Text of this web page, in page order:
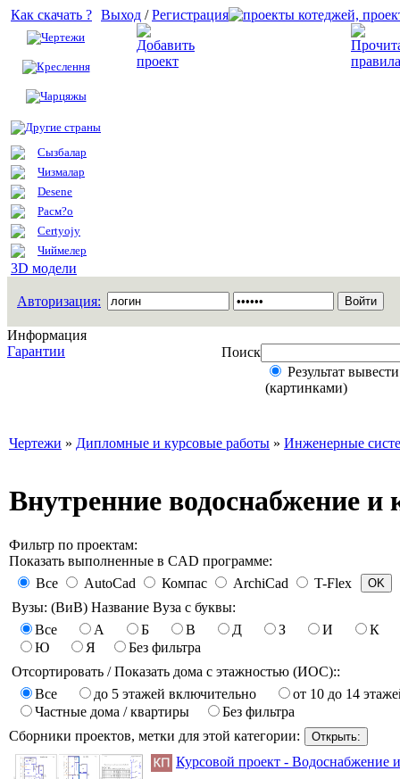
Как скачать ?
Чертежи
Креслення
Чарцяжы
Другие страны
Сызбалар
Чизмалар
Desene
Расм?о
Certyojy
Чиймелер
3D модели
Выход /Регистрация
Авторизация:
Информация
Гарантии
Поиск
Результат
(картинками)
Чертежи » Дипломные и курсовые работы » Инженерные
Внутренние водоснабжение
Фильтр по проектам:
Показать выполненные в CAD программе:
Все
AutoCad Компас ArchiCad
T-Flex
Вузы: (ВиВ) Название Вуза с буквы:
Все
А Б В Д З И
К
Ю
Я
Без фильтра
Отсортировать / Показать дома с этажностью (ИОС)::
Все
до 5 этажей включительно
от 10 до 14
Частные дома / квартиры
Без фильтра
Сборники проектов, метки для этой категории:
Курсовой проект - Водоснабжение